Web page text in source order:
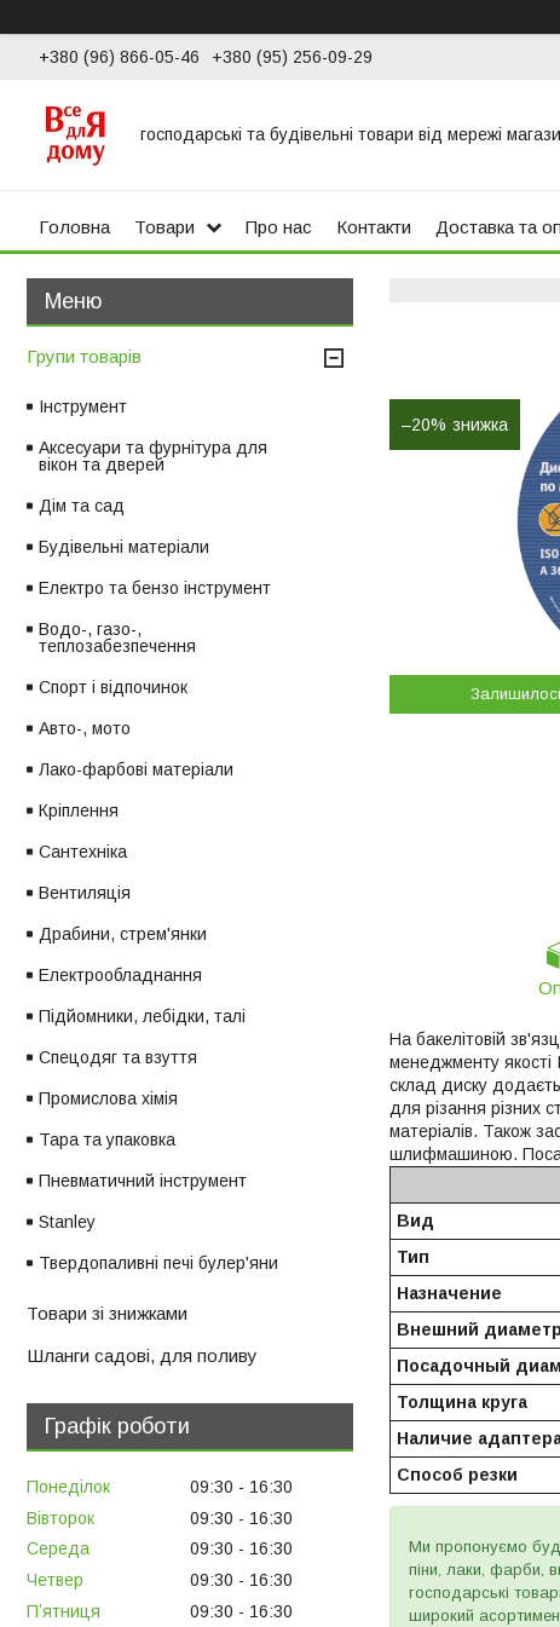
+380 (96) 866-05-46 +380 (95) 256-09-29
господарські та будівельні товари від мережі
Головна Товари Про нас Контакти Доставка та
–20%
На бакелітовій
менеджменту
склад диску
для різання різних
матеріалів. Також
шлифмашиною.
Вид
Тип
Назначение
Внешний диаметр
Посадочный
Толщина круга
Наличие
Способ резки
Ми пропонуємо
піни, лаки, фарби,
господарські
широкий
Групи товарів
Інструмент
Аксесуари та фурнітура для
вікон та дверей
Дім та сад
Будівельні матеріали
Електро та бензо інструмент
Водо-, газо-,
теплозабезпечення
Спорт і відпочинок
Авто-, мото
Лако-фарбові матеріали
Кріплення
Сантехніка
Вентиляція
Драбини, стрем'янки
Електрообладнання
Підйомники, лебідки, талі
Спецодяг та взуття
Промислова хімія
Тара та упаковка
Пневматичний інструмент
Stanley
Твердопаливні печі булер'яни
Товари зі знижками
Шланги садові, для поливу
Графік роботи
Понеділок 09:30
16:30
Вівторок
09:30
16:30
Середа
09:30
16:30
Четвер
09:30
16:30
Пʼятниця
09:30
16:30